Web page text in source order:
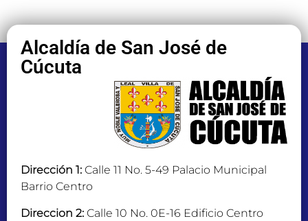
Alcaldía de San José de
Cúcuta
Dirección 1: Calle 11 No. 5-49 Palacio Municipal
Barrio Centro
Direccion 2: Calle 10 No. 0E-16 Edificio Centro